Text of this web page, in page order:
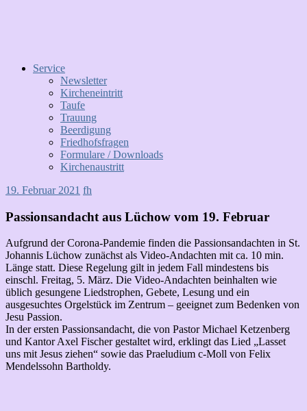
Service
Newsletter
Kircheneintritt
Taufe
Trauung
Beerdigung
Friedhofsfragen
Formulare / Downloads
Kirchenaustritt
19. Februar 2021 fh
Passionsandacht aus Lüchow vom 19. Februar
Aufgrund der Corona-Pandemie finden die Passionsandachten in St.
Johannis Lüchow zunächst als Video-Andachten mit ca. 10 min.
Länge statt. Diese Regelung gilt in jedem Fall mindestens bis
einschl. Freitag, 5. März. Die Video-Andachten beinhalten wie
üblich gesungene Liedstrophen, Gebete, Lesung und ein
ausgesuchtes Orgelstück im Zentrum – geeignet zum Bedenken von
Jesu Passion.
In der ersten Passionsandacht, die von Pastor Michael Ketzenberg
und Kantor Axel Fischer gestaltet wird, erklingt das Lied „Lasset
uns mit Jesus ziehen“ sowie das Praeludium c-Moll von Felix
Mendelssohn Bartholdy.